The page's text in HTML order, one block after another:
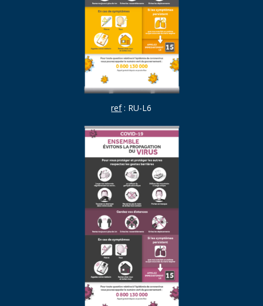
ref: RU-L6